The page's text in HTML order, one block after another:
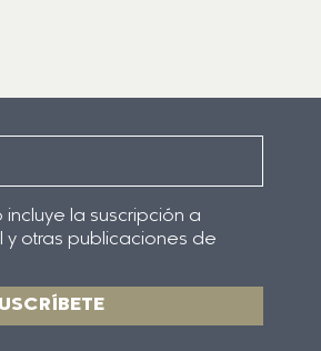
incluye la suscripción a
y otras publicaciones de